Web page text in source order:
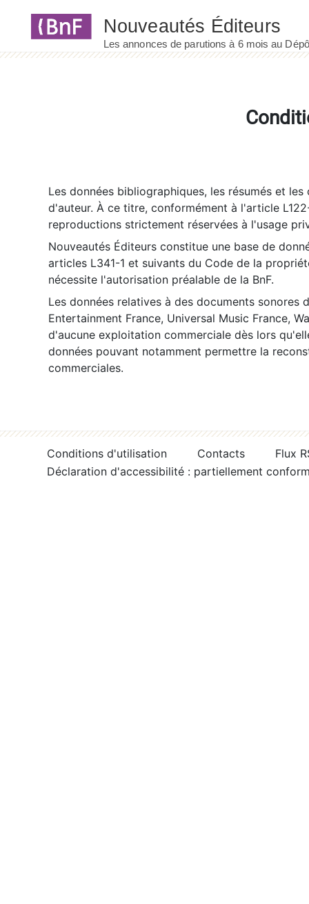
Les données bibliographiques, les résumés et
d'auteur. À ce titre, conformément à l'article
reproductions strictement réservées à l'usage
Nouveautés Éditeurs constitue une base de
articles L341-1 et suivants du Code de la
nécessite l'autorisation préalable de la BnF.
Les données relatives à des documents sonores
Entertainment France, Universal Music France,
d'aucune exploitation commerciale dès lors
données pouvant notamment permettre la
commerciales.
Conditions d'utilisation Contacts
Flux
Déclaration d'accessibilité : partiellement